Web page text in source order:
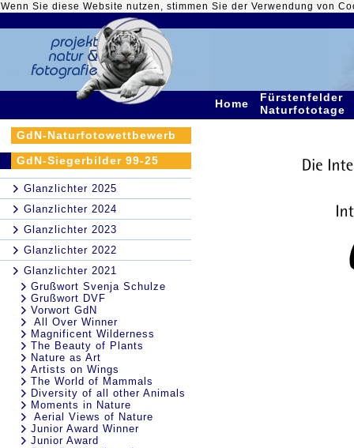
Wenn Sie diese Website nutzen, stimmen Sie der Verwendung von
Home
Fürstenfelder
Naturfototage
GdN-Naturfotowettbewerb
GdN-Siegerbilder 99-25
Glanzlichter 2025
Glanzlichter 2024
Glanzlichter 2023
Glanzlichter 2022
Glanzlichter 2021
Grußwort Svenja Schulze
Grußwort DVF
Vorwort GdN
All Over Winner
Magnificent Wilderness
The Beauty of Plants
Nature as Art
Artists on Wings
The World of Mammals
Diversity of all other Animals
Moments in Nature
Aerial Views of Nature
Junior Award Winner
Junior Award